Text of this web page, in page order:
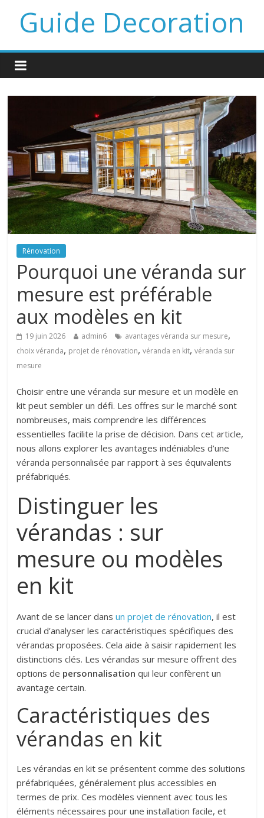
Guide Decoration
Rénovation
Pourquoi une véranda sur
mesure est préférable
aux modèles en kit
19 juin 2026 admin6 avantages véranda sur mesure,
choix véranda, projet de rénovation,véranda en kit,véranda sur
mesure
Choisir entre une véranda sur mesure et un modèle en
kit peut sembler un défi. Les offres sur le marché sont
nombreuses, mais comprendre les différences
essentielles facilite la prise de décision. Dans cet article,
nous allons explorer les avantages indéniables d’une
véranda personnalisée par rapport à ses équivalents
préfabriqués.
Distinguer les
vérandas : sur
mesure ou modèles
en kit
Avant de se lancer dansun projet de rénovation, il est
crucial d’analyser les caractéristiques spécifiques des
vérandas proposées. Cela aide à saisir rapidement les
distinctions clés. Les vérandas sur mesure offrent des
options de personnalisation qui leur confèrent un
avantage certain.
Caractéristiques des
vérandas en kit
Les vérandas en kit se présentent comme des solutions
préfabriquées, généralement plus accessibles en
termes de prix. Ces modèles viennent avec tous les
éléments nécessaires pour une installation facile, et